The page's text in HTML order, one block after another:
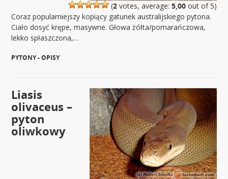
(2votes, average: 5,00out of 5)
Coraz popularniejszy kopiący gatunek australijskiego pytona.
Ciało dosyć krępe, masywne. Głowa żółta/pomarańczowa,
lekko spłaszczona,…
PYTONY - OPISY
Liasis
olivaceus –
pyton
oliwkowy